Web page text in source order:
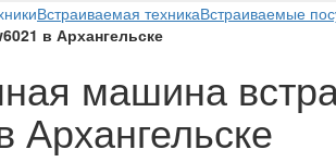
Встраиваемая техникаВстраиваемые
в Архангельске
машина
Архангельске